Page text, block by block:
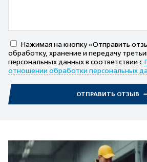
Нажимая на кнопку «Отправить
обработку, хранение и передачу
персональных данных в соответствии с
отношении обработки персональных
ОТПРАВИТЬ ОТЗЫВ